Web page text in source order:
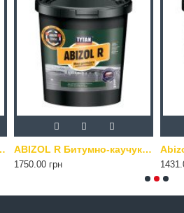
18 кг черный ABIZOL R Битумно-каучуковый праймер для гидроизоляции, 9 кг черный
1750.00 грн